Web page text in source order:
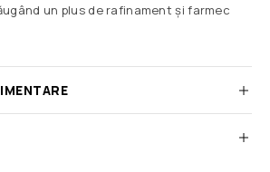
un plus de rafinament și farmec